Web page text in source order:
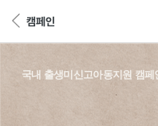
뒤
로
캠페인
국내 출생미신고아동지원 캠페